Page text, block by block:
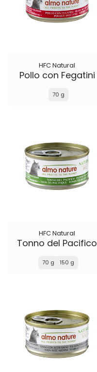
HFC Natural
Pollo con Fegatini
70 g
HFC Natural
Tonno del Pacifico
70 g 150 g